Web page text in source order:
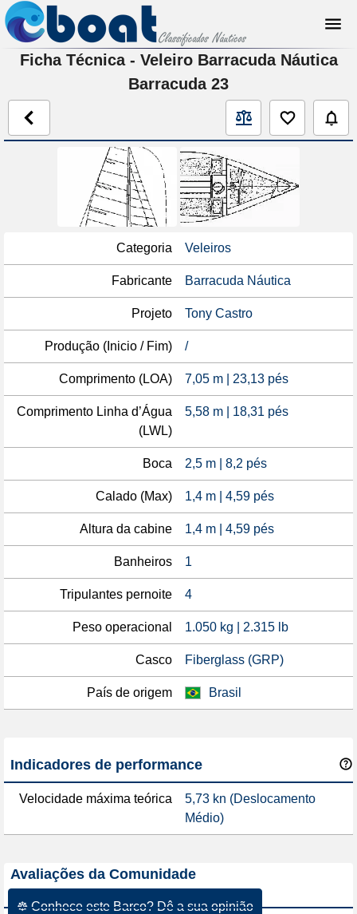
Ficha Técnica - Veleiro Barracuda Náutica
Barracuda 23
Categoria Veleiros
Fabricante Barracuda Náutica
Projeto Tony Castro
Produção (Inicio / Fim) /
Comprimento (LOA) 7,05 m | 23,13 pés
Comprimento Linha d’Água
(LWL)
5,58 m | 18,31 pés
Boca 2,5 m | 8,2 pés
Calado (Max) 1,4 m | 4,59 pés
Altura da cabine 1,4 m | 4,59 pés
Banheiros 1
Tripulantes pernoite 4
Peso operacional 1.050 kg | 2.315 lb
Casco Fiberglass (GRP)
País de origem Brasil
Indicadores de performance
Velocidade máxima teórica
5,73 kn (Deslocamento
Médio)
Avaliações da Comunidade
☸ Conhece este Barco? Dê a sua opinião